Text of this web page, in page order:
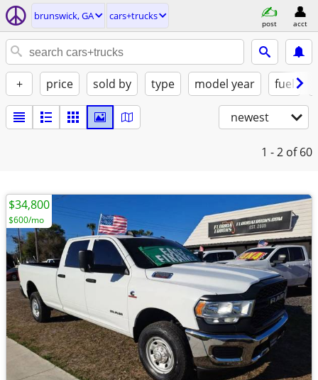
brunswick, GA cars+trucks
post acct
+ price sold by type model year fuel
newest
1 - 2 of 60
$34,800
$600/mo